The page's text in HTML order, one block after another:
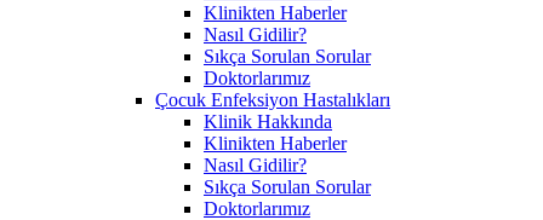
Klinikten Haberler
Nasıl Gidilir?
Sıkça Sorulan Sorular
Doktorlarımız
Çocuk Enfeksiyon Hastalıkları
Klinik Hakkında
Klinikten Haberler
Nasıl Gidilir?
Sıkça Sorulan Sorular
Doktorlarımız